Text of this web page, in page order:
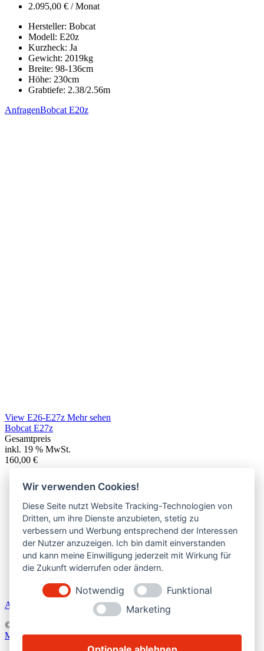
2.095,00 € / Monat
Hersteller: Bobcat
Modell: E20z
Kurzheck: Ja
Gewicht: 2019kg
Breite: 98-136cm
Höhe: 230cm
Grabtiefe: 2.38/2.56m
AnfragenBobcat E20z
View E26-E27z Mehr sehen
Bobcat E27z
Gesamtpreis
inkl. 19 % MwSt.
160,00 €
745,00 €/ Woche
2.750,00
/ Monat
Hersteller: Bobcat
Modell: E27z
Kurzheck: Ja
Gewicht: 2705kg
Breite:
155
cm
Höhe: 244 cm
Grabtiefe: 2.55/2.85
Anfragen
© 2024
Media
Wir verwenden Cookies!
Diese Seite nutzt Website Tracking-Technologien von
Dritten, um ihre Dienste anzubieten, stetig zu
verbessern und Werbung entsprechend der Interessen
der Nutzer anzuzeigen. Ich bin damit einverstanden
und kann meine Einwilligung jederzeit mit Wirkung für
die Zukunft widerrufen oder ändern.
Notwendig
Funktional
Marketing